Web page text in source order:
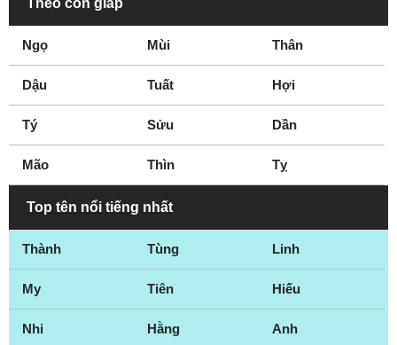
Theo con giáp
Ngọ Mùi Thân
Dậu Tuất Hợi
Tý Sửu Dần
Mão Thìn Tỵ
Top tên nổi tiếng nhất
Thành Tùng Linh
My Tiên Hiếu
Nhi Hằng Anh